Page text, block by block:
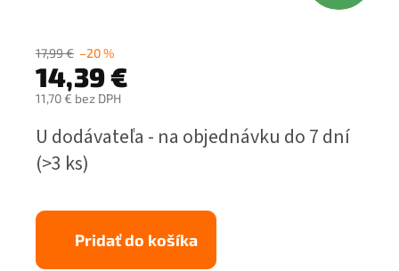
17,99 € –20 %
14,39 €
11,70 € bez DPH
cena:
U dodávateľa - na objednávku do 7 dní
(>3 ks)
Pridať do košíka